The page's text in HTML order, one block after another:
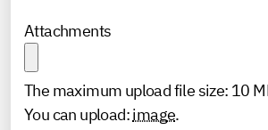
Attachments
The maximum upload file size: 10
You can upload:image.